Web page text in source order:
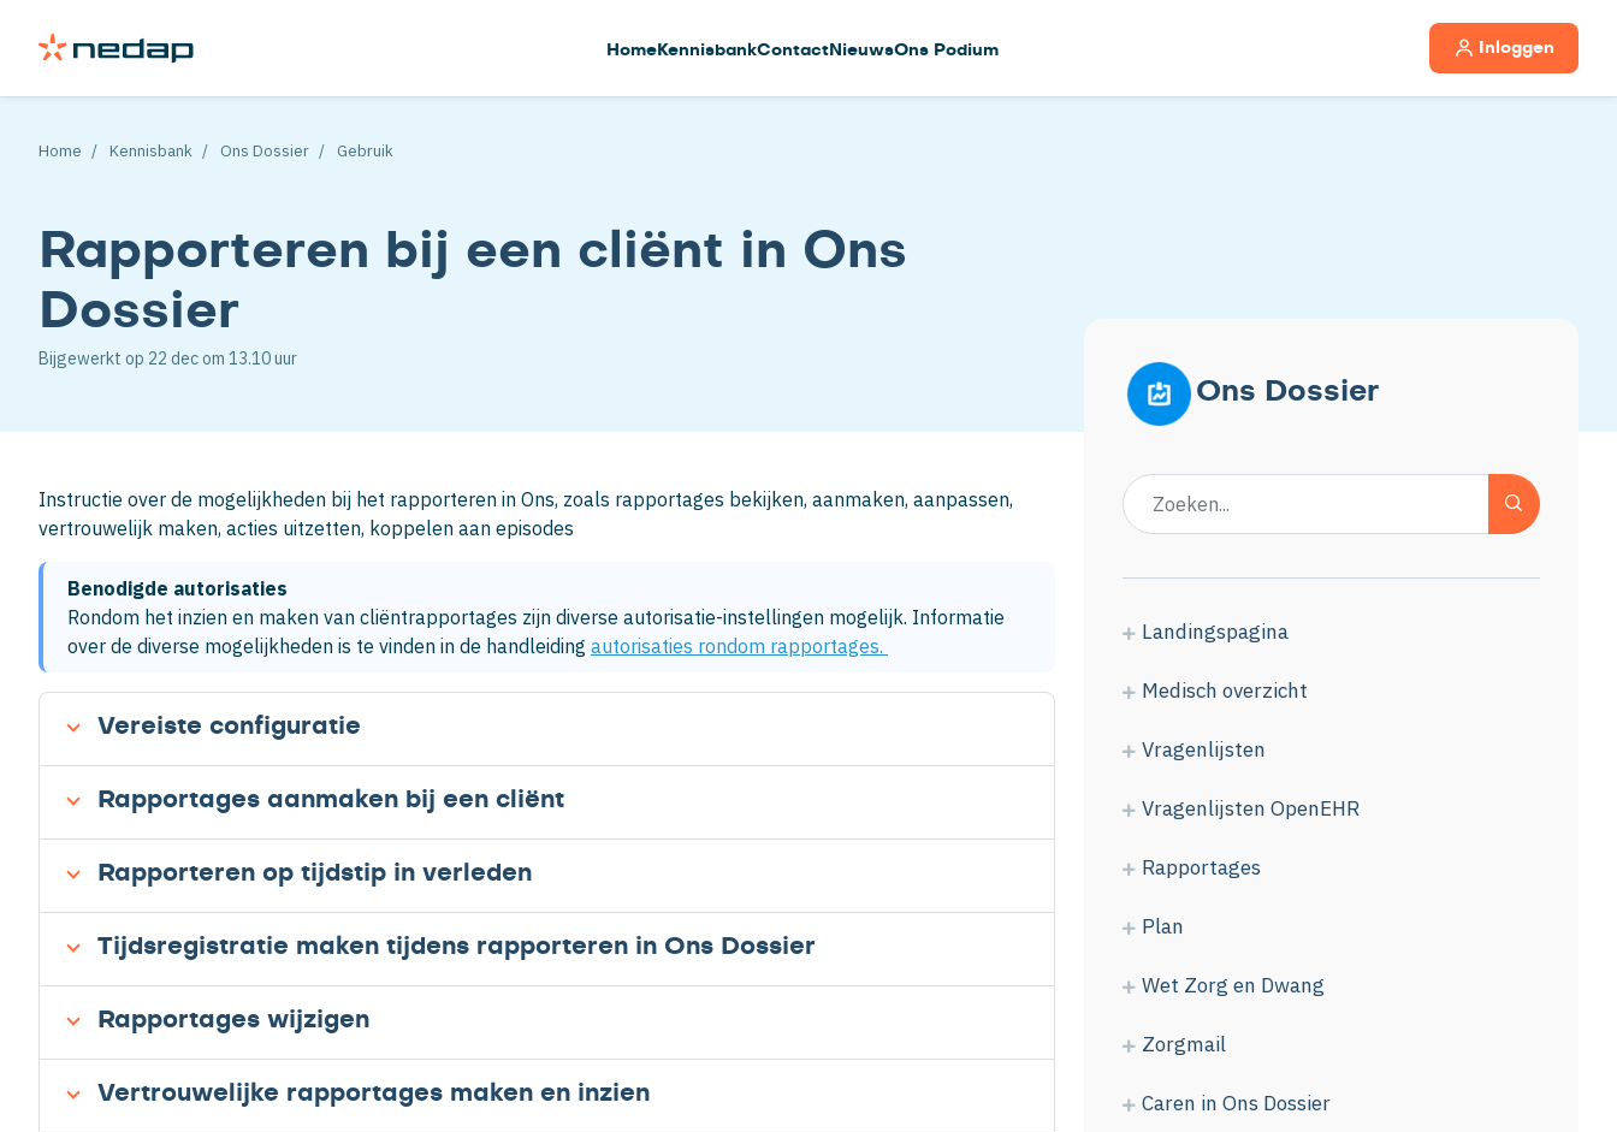
HomeKennisbankContactNieuwsOns Podium Inloggen
Home Kennisbank Ons Dossier Gebruik
Rapporteren bij een cliënt in Ons
Dossier
Bijgewerkt op 22 decom 13.10 uur
Instructie over de mogelijkheden bij het rapporteren in Ons, zoals rapportages bekijken, aanmaken, aanpassen,
vertrouwelijk maken, acties uitzetten, koppelen aan episodes
Benodigde autorisaties
Rondom het inzien en maken van cliëntrapportages zijn diverse autorisatie-instellingen mogelijk. Informatie
over de diverse mogelijkheden is te vinden in de handleiding autorisaties rondom rapportages.
Vereiste configuratie
Rapportages aanmaken bij een cliënt
Rapporteren op tijdstip in verleden
Tijdsregistratie maken tijdens rapporteren in Ons Dossier
Rapportages wijzigen
Vertrouwelijke rapportages maken en inzien
Ons Dossier
Landingspagina
Medisch overzicht
Vragenlijsten
Vragenlijsten OpenEHR
Rapportages
Plan
Wet Zorg en Dwang
Zorgmail
Caren in Ons Dossier